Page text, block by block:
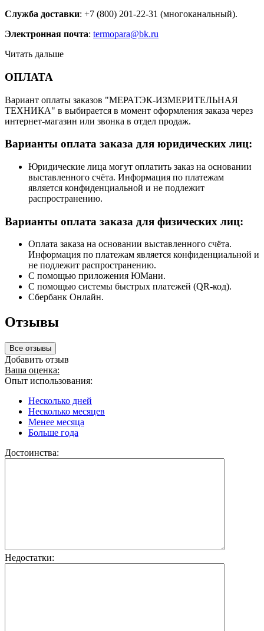
Служба доставки: +7 (800) 201-22-31 (многоканальный).
Электронная почта: termopara@bk.ru
Читать дальше
ОПЛАТА
Вариант оплаты заказов "МЕРАТЭК-ИЗМЕРИТЕЛЬНАЯ
ТЕХНИКА" в выбирается в момент оформления заказа через
интернет-магазин или звонка в отдел продаж.
Варианты оплата заказа для юридических лиц:
Юридические лица могут оплатить заказ на основании
выставленного счёта. Информация по платежам
является конфиденциальной и не подлежит
распространению.
Варианты оплата заказа для физических лиц:
Оплата заказа на основании выставленного счёта.
Информация по платежам является конфиденциальной и
не подлежит распространению.
С помощью приложения ЮМани.
С помощью системы быстрых платежей (QR-код).
Сбербанк Онлайн.
Отзывы
Все отзывы
Добавить отзыв
Ваша оценка:
Опыт использования:
Несколько дней
Несколько месяцев
Менее месяца
Больше года
Достоинства:
Недостатки: